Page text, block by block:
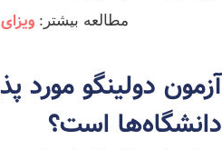
مطالعه بیشتر: ویزای
دولینگو مورد
است؟